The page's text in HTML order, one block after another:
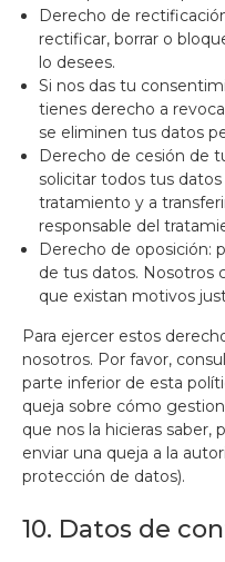
Derecho de
rectificar, borrar o
lo desees.
Si nos das tu
tienes derecho a
se eliminen tus datos
Derecho de cesión de
solicitar todos tus
tratamiento y a
responsable del
Derecho de oposición:
de tus datos. Nosotros
que existan motivos
Para ejercer estos
nosotros. Por favor,
parte inferior de esta
queja sobre cómo
que nos la hicieras
enviar una queja a la
protección de datos).
10. Datos de